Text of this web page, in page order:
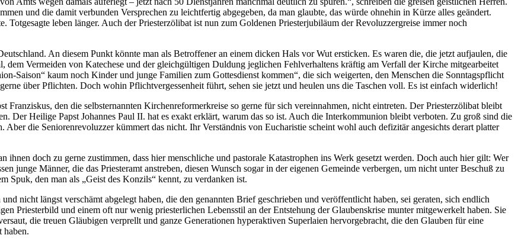
und die damit verbunden Versprechen zu leichtfertig abgegeben, da man glaubte, das würde ohnehin in Kürze alles geändert.
Totgesagte leben länger. Auch der Priesterzölibat ist nun zum Goldenen Priesterjubiläum der Revoluzzergreise immer noch
An diesem Punkt könnte man als Betroffener an einem dicken Hals vor Wut ersticken. Es waren die, die jetzt aufjaulen, die
Vermeiden von Katechese und der gleichgültigen Duldung jeglichen Fehlverhaltens kräftig am Verfall der Kirche mitgearbeitet
Saison“ kaum noch Kinder und junge Familien zum Gottesdienst kommen“, die sich weigerten, den Menschen die Sonntagspflicht
über Pflichten. Doch wohin Pflichtvergessenheit führt, sehen sie jetzt und heulen uns die Taschen voll. Es ist einfach widerlich!
Franziskus, den die selbsternannten Kirchenreformerkreise so gerne für sich vereinnahmen, nicht eintreten. Der Priesterzölibat bleibt
Der Heilige Papst Johannes Paul II. hat es exakt erklärt, warum das so ist. Auch die Interkommunion bleibt verboten. Zu groß sind die
die Seniorenrevoluzzer kümmert das nicht. Ihr Verständnis von Eucharistie scheint wohl auch defizitär angesichts derart platter
ihnen doch zu gerne zustimmen, dass hier menschliche und pastorale Katastrophen ins Werk gesetzt werden. Doch auch hier gilt: Wer
junge Männer, die das Priesteramt anstreben, diesen Wunsch sogar in der eigenen Gemeinde verbergen, um nicht unter Beschuß zu
Spuk, den man als „Geist des Konzils“ kennt, zu verdanken ist.
nicht längst verschämt abgelegt haben, die den genannten Brief geschrieben und veröffentlicht haben, sei geraten, sich endlich
Priesterbild und einem oft nur wenig priesterlichen Lebensstil an der Entstehung der Glaubenskrise munter mitgewerkelt haben. Sie
die treuen Gläubigen verprellt und ganze Generationen hyperaktiven Superlaien hervorgebracht, die den Glauben für eine
haben.